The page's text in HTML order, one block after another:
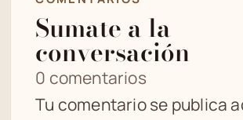
Sumate a la
conversación
0 comentarios
Tu comentario se publica